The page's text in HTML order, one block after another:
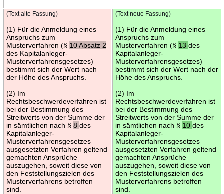
(Text alte Fassung)
(1) Für die Anmeldung eines
Anspruchs zum
Musterverfahren (§ 10 Absatz 2
des Kapitalanleger-
Musterverfahrensgesetzes)
bestimmt sich der Wert nach
der Höhe des Anspruchs.
(2) Im
Rechtsbeschwerdeverfahren ist
bei der Bestimmung des
Streitwerts von der Summe der
in sämtlichen nach § 8 des
Kapitalanleger-
Musterverfahrensgesetzes
ausgesetzten Verfahren geltend
gemachten Ansprüche
auszugehen, soweit diese von
den Feststellungszielen des
Musterverfahrens betroffen
sind.
(Text neue Fassung)
(1) Für die Anmeldung eines
Anspruchs zum
Musterverfahren (§ 13 des
Kapitalanleger-
Musterverfahrensgesetzes)
bestimmt sich der Wert nach der
Höhe des Anspruchs.
(2) Im
Rechtsbeschwerdeverfahren ist
bei der Bestimmung des
Streitwerts von der Summe der
in sämtlichen nach § 10 des
Kapitalanleger-
Musterverfahrensgesetzes
ausgesetzten Verfahren geltend
gemachten Ansprüche
auszugehen, soweit diese von
den Feststellungszielen des
Musterverfahrens betroffen
sind.